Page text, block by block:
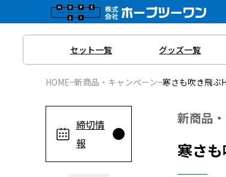
容
セット一覧 グッズ一覧
HOME 新商品・キャンペーン 寒さも吹き飛ぶ
締切情
報
新商品
寒さ